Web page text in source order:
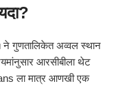
ने गुणतालिकेत अव्वल स्थान
आरसीबीला थेट
ला मात्र आणखी एक